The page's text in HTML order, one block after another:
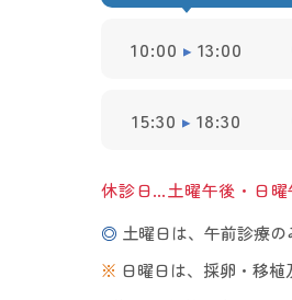
10:00 13:00
15:30 18:30
休診日…土曜午後・日曜
◎ 土曜日は、午前診療
※ 日曜日は、採卵・移